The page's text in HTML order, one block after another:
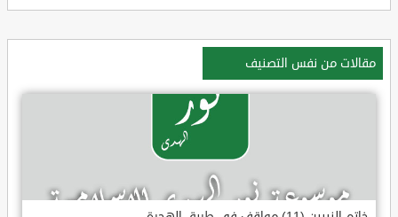
مقالات من نفس التصنيف